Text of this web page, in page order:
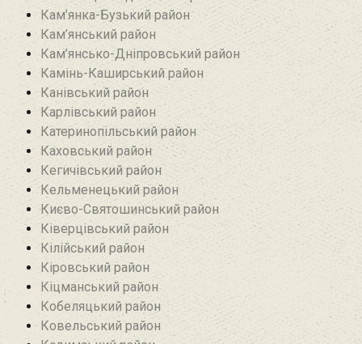
Кам’янка-Бузький район
Кам’янський район
Кам’янсько-Дніпровський район‎
Камінь-Каширський район
Канівський район
Карлівський район
Катеринопільський район
Каховський район
Кегичівський район
Кельменецький район
Києво-Святошинський район
Ківерцівський район‎
Кілійський район
Кіровський район
Кіцманський район
Кобеляцький район‎
Ковельський район